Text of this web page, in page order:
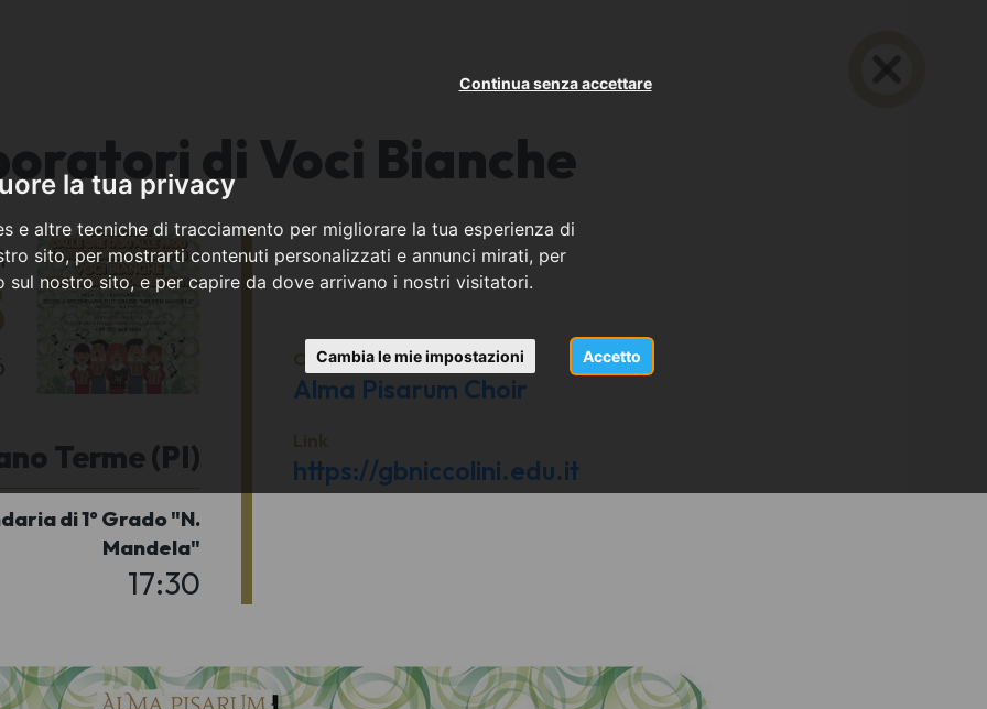
la tua privacy
e altre tecniche di tracciamento per migliorare la tua esperienza di
sito, per mostrarti contenuti personalizzati e annunci mirati, per
sul nostro sito, e per capire da dove arrivano i nostri visitatori.
Accetto
Continua senza accettare
Cambia le mie impostazioni
di Voci Bianche
Terme (PI)
di 1° Grado "N.
Mandela"
17:30
Organizzato da
Alma Pisarum Choir
https://gbniccolini.edu.it